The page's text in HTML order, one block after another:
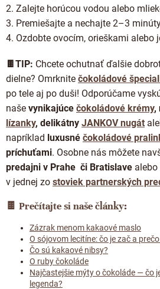
2. Zalejte horúcou vodou alebo
3. Premiešajte a nechajte 2–3
4. Ozdobte ovocím, orieškami alebo
🍫TIP: Chcete ochutnať ďalšie
dielne? Omrknite čokoládové
po tele aj po duši! Odporúčame
naše vynikajúce čokoládové krémy,
lízanky, delikátny JANKOV nugát
napríklad luxusné čokoládové
príchuťami. Osobne nás môžete
predajni v Prahe či Bratislave
v jednej zo stoviek partnerských
🍫 Prečítajte si naše články:
Zázrak menom kakaové maslo
O sójovom lecitíne: čo je zač a
Čo sú kakaové nibsy?
O ruby čokoláde
Najčastejšie mýty o čokoláde — čo
legenda?